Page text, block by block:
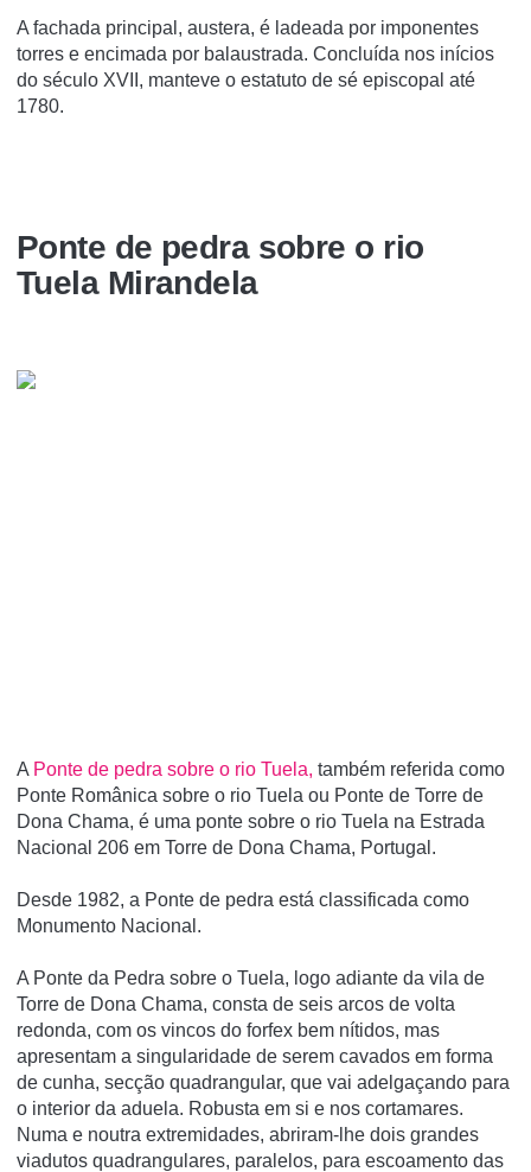
A fachada principal, austera, é ladeada por imponentes
torres e encimada por balaustrada. Concluída nos inícios
do século XVII, manteve o estatuto de sé episcopal até
1780.
Ponte de pedra sobre o rio
Tuela Mirandela
A Ponte de pedra sobre o rio Tuela, também referida como
Ponte Românica sobre o rio Tuela ou Ponte de Torre de
Dona Chama, é uma ponte sobre o rio Tuela na Estrada
Nacional 206 em Torre de Dona Chama, Portugal.
Desde 1982, a Ponte de pedra está classificada como
Monumento Nacional.
A Ponte da Pedra sobre o Tuela, logo adiante da vila de
Torre de Dona Chama, consta de seis arcos de volta
redonda, com os vincos do forfex bem nítidos, mas
apresentam a singularidade de serem cavados em forma
de cunha, secção quadrangular, que vai adelgaçando para
o interior da aduela. Robusta em si e nos cortamares.
Numa e noutra extremidades, abriram-lhe dois grandes
viadutos quadrangulares, paralelos, para escoamento das